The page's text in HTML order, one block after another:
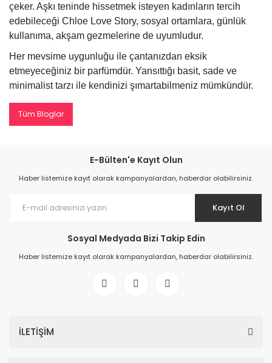
çeker. Aşkı teninde hissetmek isteyen kadınların tercih
edebileceği Chloe Love Story, sosyal ortamlara, günlük
kullanıma, akşam gezmelerine de uyumludur.
Her mevsime uygunluğu ile çantanızdan eksik
etmeyeceğiniz bir parfümdür. Yansıttığı basit, sade ve
minimalist tarzı ile kendinizi şımartabilmeniz mümkündür.
Tüm Bloglar
E-Bülten'e Kayıt Olun
Haber listemize kayıt olarak kampanyalardan, haberdar olabilirsiniz.
Kayıt Ol
Sosyal Medyada Bizi Takip Edin
Haber listemize kayıt olarak kampanyalardan, haberdar olabilirsiniz.
İLETİŞİM